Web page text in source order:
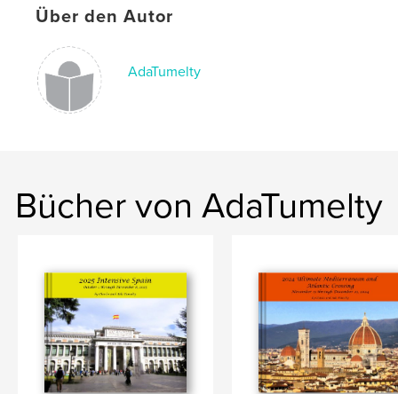
Über den Autor
AdaTumelty
Bücher von AdaTumelty